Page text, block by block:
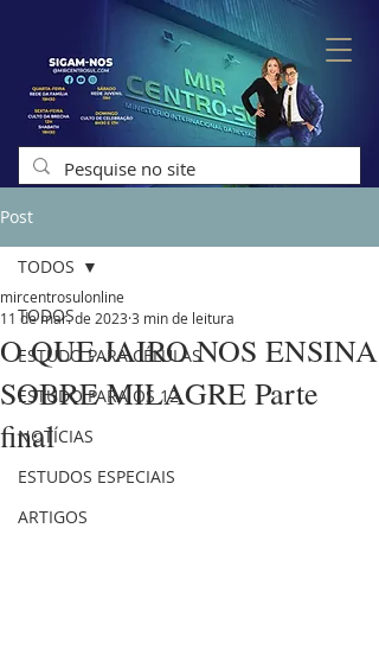
Post
TODOS
ESTUDO PARA CÉLULAS
ESTUDO PARA OS 12
NOTÍCIAS
ESTUDOS ESPECIAIS
ARTIGOS
TODOS
O QUE JAIRO NOS ENSINA
SOBRE MILAGRE Parte
final
mircentrosulonline
11 de mar. de 2023 3 min de leitura